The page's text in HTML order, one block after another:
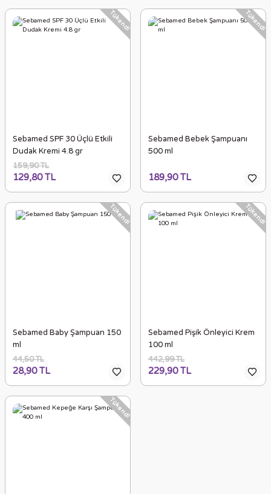
Tükendi
Sebamed SPF 30 Üçlü Etkili
Dudak Kremi 4.8 gr
159,90 TL
129,80 TL
Tükendi
Sebamed Bebek Şampuanı
500 ml
189,90 TL
Tükendi
Sebamed Baby Şampuan 150
ml
44,50 TL
28,90 TL
Tükendi
Sebamed Pişik Önleyici Krem
100 ml
442,99 TL
229,90 TL
Tükendi